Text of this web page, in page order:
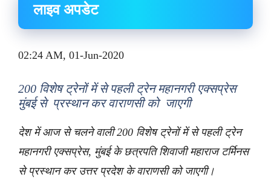
लाइव अपडेट
02:24 AM, 01-Jun-2020
200 विशेष ट्रेनों में से पहली ट्रेन महानगरी एक्सप्रेस
मुंबई से प्रस्थान कर वाराणसी को जाएगी
देश में आज से चलने वाली 200 विशेष ट्रेनों में से पहली ट्रेन
महानगरी एक्सप्रेस, मुंबई के छत्रपति शिवाजी महाराज टर्मिनस
से प्रस्थान कर उत्तर प्रदेश के वाराणसी को जाएगी।